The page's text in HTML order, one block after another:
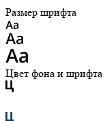
Размер шрифта
Цвет фона и шрифта